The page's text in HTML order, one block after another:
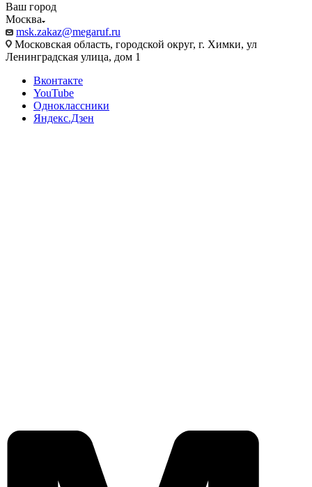
Ваш город
Москва
msk.zakaz@megaruf.ru
Московская область, городской округ, г. Химки, ул
Ленинградская улица, дом 1
Вконтакте
YouTube
Одноклассники
Яндекс.Дзен